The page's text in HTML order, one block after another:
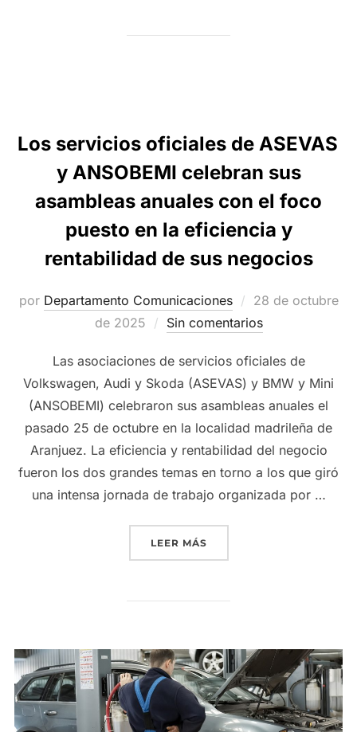
Los servicios oficiales de ASEVAS
y ANSOBEMI celebran sus
asambleas anuales con el foco
puesto en la eficiencia y
rentabilidad de sus negocios
por Departamento Comunicaciones
Publicado
el
28 de octubre
de 2025
Sin comentarios
Las asociaciones de servicios oficiales de
Volkswagen, Audi y Skoda (ASEVAS) y BMW y Mini
(ANSOBEMI) celebraron sus asambleas anuales el
pasado 25 de octubre en la localidad madrileña de
Aranjuez. La eficiencia y rentabilidad del negocio
fueron los dos grandes temas en torno a los que giró
una intensa jornada de trabajo organizada por …
LEER MÁS«LOS SERVICIOS